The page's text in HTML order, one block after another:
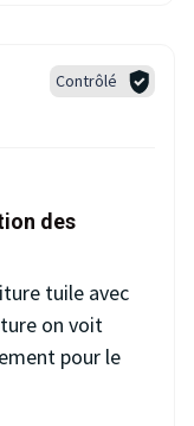
Contrôlé
des
tuile avec
on voit
pour le